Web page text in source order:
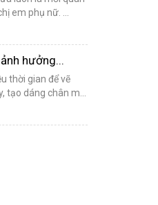
em phụ nữ. ...
hưởng...
thời gian để vẽ
tạo dáng chân m...